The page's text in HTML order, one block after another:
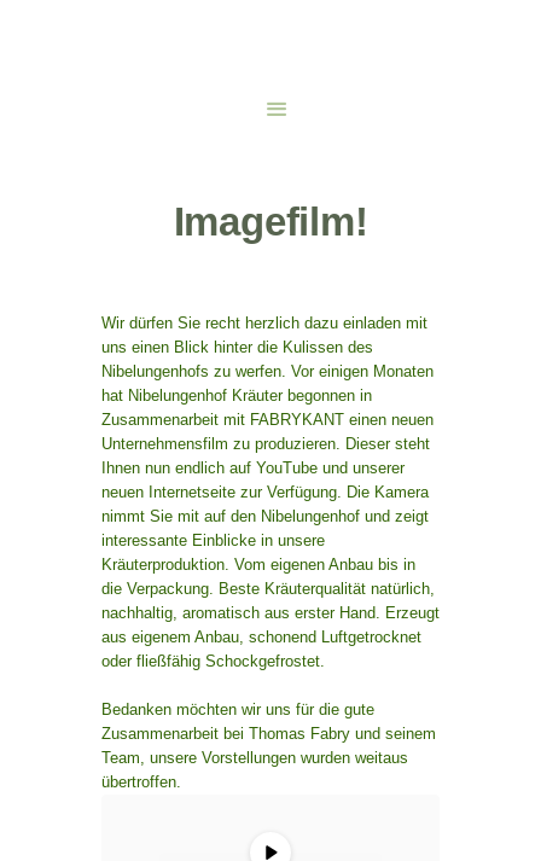
Imagefilm!
Wir dürfen Sie recht herzlich dazu einladen mit
uns einen Blick hinter die Kulissen des
Nibelungenhofs zu werfen. Vor einigen Monaten
hat Nibelungenhof Kräuter begonnen in
Zusammenarbeit mit FABRYKANT einen neuen
Unternehmensfilm zu produzieren. Dieser steht
Ihnen nun endlich auf YouTube und unserer
neuen Internetseite zur Verfügung. Die Kamera
nimmt Sie mit auf den Nibelungenhof und zeigt
interessante Einblicke in unsere
Kräuterproduktion. Vom eigenen Anbau bis in
die Verpackung. Beste Kräuterqualität natürlich,
nachhaltig, aromatisch aus erster Hand. Erzeugt
aus eigenem Anbau, schonend Luftgetrocknet
oder fließfähig Schockgefrostet.
Bedanken möchten wir uns für die gute
Zusammenarbeit bei Thomas Fabry und seinem
Team, unsere Vorstellungen wurden weitaus
übertroffen.